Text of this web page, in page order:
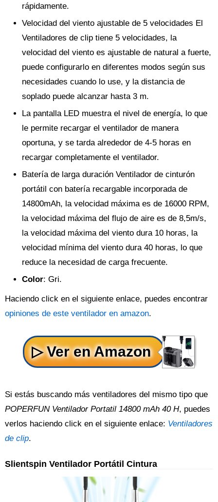
rápidamente.
Velocidad del viento ajustable de 5 velocidades El
Ventiladores de clip tiene 5 velocidades, la
velocidad del viento es ajustable de natural a fuerte,
puede configurarlo en diferentes modos según sus
necesidades cuando lo use, y la distancia de
soplado puede alcanzar hasta 3 m.
La pantalla LED muestra el nivel de energía, lo que
le permite recargar el ventilador de manera
oportuna, y se tarda alrededor de 4-5 horas en
recargar completamente el ventilador.
Batería de larga duración Ventilador de cinturón
portátil con batería recargable incorporada de
14800mAh, la velocidad máxima es de 16000 RPM,
la velocidad máxima del flujo de aire es de 8,5m/s,
la velocidad máxima del viento dura 10 horas, la
velocidad mínima del viento dura 40 horas, lo que
reduce la necesidad de carga frecuente.
Color: Gri.
Haciendo click en el siguiente enlace, puedes encontrar
opiniones de este ventilador en amazon.
Si estás buscando más ventiladores del mismo tipo que
POPERFUN Ventilador Portatil 14800 mAh 40 H, puedes
verlos haciendo click en el siguiente enlace: Ventiladores
de clip.
Slientspin Ventilador Portátil Cintura